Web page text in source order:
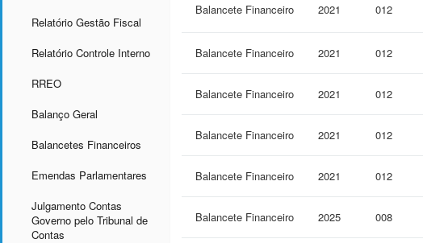
Relatório Gestão Fiscal
Relatório Controle Interno
RREO
Balanço Geral
Balancetes Financeiros
Emendas Parlamentares
Julgamento Contas
Governo pelo Tribunal de
Contas
Balancete Financeiro 2021 012
Balancete Financeiro 2021 012
Balancete Financeiro 2021 012
Balancete Financeiro 2021 012
Balancete Financeiro 2021 012
Balancete Financeiro 2025 008